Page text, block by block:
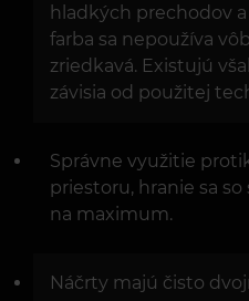
hladkých prechodov
farba sa nepoužíva
zriedkavá. Existujú
závisia od použitej
Správne využitie
priestoru, hranie sa
na maximum.
Náčrty majú čisto